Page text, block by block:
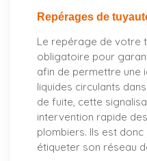
Repérages de
Le repérage de votre
obligatoire pour
afin de permettre une
liquides circulants
de fuite, cette
intervention rapide
plombiers. Ils est
étiqueter son réseau